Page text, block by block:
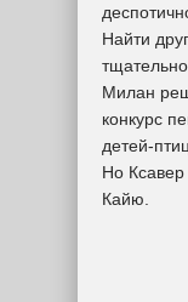
Найти
Милан
конкурс
детей-
Но Ксавер
Кайю.